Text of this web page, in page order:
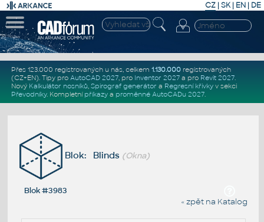
CZ | SK| EN | DE
Přes 123.000 registrovaných u nás, celkem 1.130.000registrovaných
(CZ+EN). Tipy pro AutoCAD 2027, pro Inventor 2027a pro Revit 2027.
Nový Kalkulátor nosníků, Spirograf generátor a Regresní křivkyv sekci
Převodníky. Kompletní příkazya proměnné AutoCADu 2027.
Blok: Blinds (Okna)
Blok #3983
« zpět na Katalog